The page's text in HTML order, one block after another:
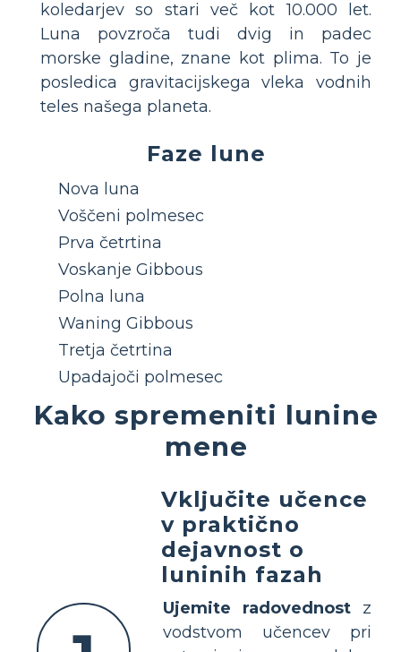
koledarjev so stari več kot 10.000 let.
Luna povzroča tudi dvig in padec
morske gladine, znane kot plima. To je
posledica gravitacijskega vleka vodnih
teles našega planeta.
Faze lune
Nova luna
Voščeni polmesec
Prva četrtina
Voskanje Gibbous
Polna luna
Waning Gibbous
Tretja četrtina
Upadajoči polmesec
Kako spremeniti lunine
mene
Vključite učence
v praktično
dejavnost o
luninih fazah
Ujemite radovednost z
vodstvom učencev pri